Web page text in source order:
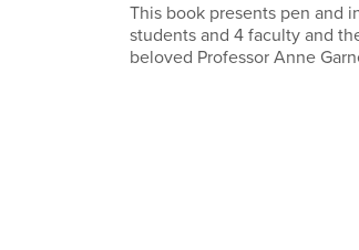
This book presents pen and
students and 4 faculty and
beloved Professor Anne